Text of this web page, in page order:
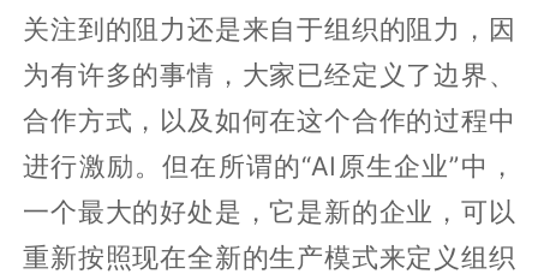
关注到的阻力还是来自于组织的阻力，因
为有许多的事情，大家已经定义了边界、
合作方式，以及如何在这个合作的过程中
进行激励。但在所谓的“AI原生企业”中，
一个最大的好处是，它是新的企业，可以
重新按照现在全新的生产模式来定义组织